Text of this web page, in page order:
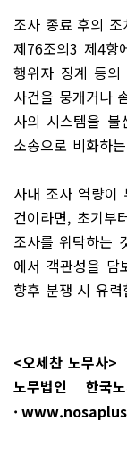
조사 종료 후의
제76조의3 제4항
행위자 징계 등
사건을 뭉개거나
사의 시스템을
소송으로 비화하
사내 조사 역량이
건이라면, 초기부
조사를 위탁하는
에서 객관성을 담
향후 분쟁 시 유
<오세찬 노무사>
노무법인 한
·